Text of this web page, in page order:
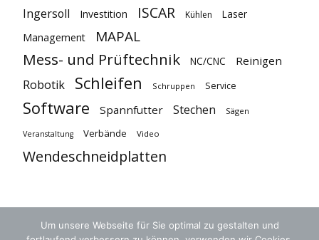
Ingersoll Investition ISCAR Kühlen
Laser
Management
MAPAL
Mess- und Prüftechnik NC/CNC Reinigen
Robotik Schleifen Schruppen Service
Software Spannfutter Stechen Sägen
Veranstaltung Verbände Video
Wendeschneidplatten
Um unsere Webseite für Sie optimal zu gestalten und